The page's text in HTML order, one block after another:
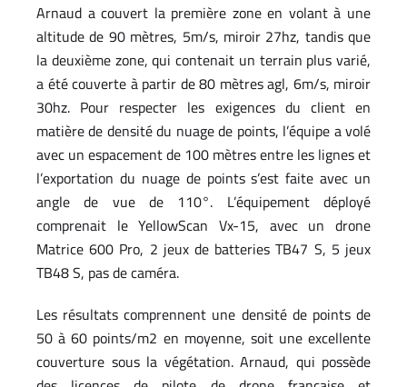
Arnaud a couvert la première zone en volant à une
altitude de 90 mètres, 5m/s, miroir 27hz, tandis que
la deuxième zone, qui contenait un terrain plus varié,
a été couverte à partir de 80 mètres agl, 6m/s, miroir
30hz. Pour respecter les exigences du client en
matière de densité du nuage de points, l’équipe a volé
avec un espacement de 100 mètres entre les lignes et
l’exportation du nuage de points s’est faite avec un
angle de vue de 110°. L’équipement déployé
comprenait le YellowScan Vx-15, avec un drone
Matrice 600 Pro, 2 jeux de batteries TB47 S, 5 jeux
TB48 S, pas de caméra.
Les résultats comprennent une densité de points de
50 à 60 points/m2 en moyenne, soit une excellente
couverture sous la végétation. Arnaud, qui possède